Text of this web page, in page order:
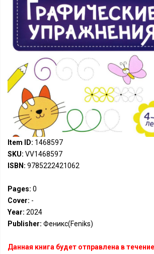
Item ID: 1468597
SKU: VV1468597
ISBN: 9785222421062
Pages: 0
Cover: -
Year: 2024
Publisher: Феникс(Feniks)
Данная книга будет отправлена в